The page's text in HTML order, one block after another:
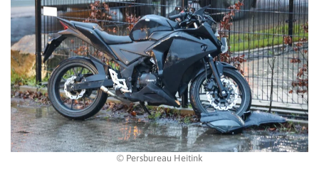
© Persbureau Heitink